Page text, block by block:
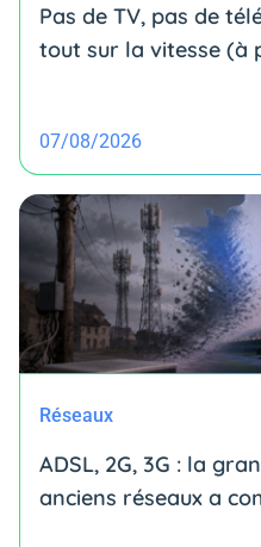
Pas de TV, pas de
tout sur la vitesse (à
07/08/2026
Réseaux
ADSL, 2G, 3G : la
anciens réseaux a